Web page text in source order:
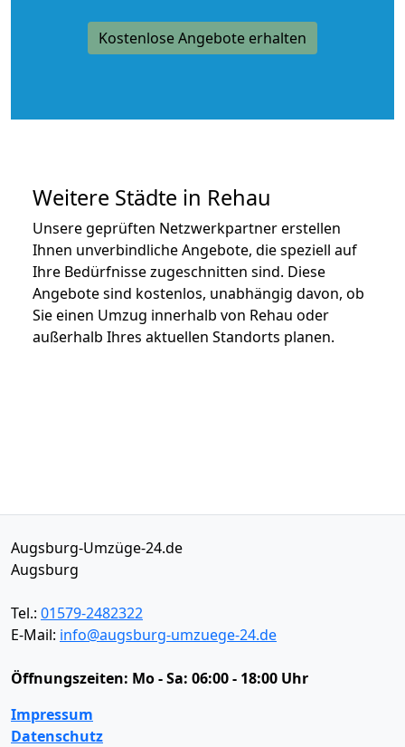
Kostenlose Angebote erhalten
Weitere Städte in Rehau
Unsere geprüften Netzwerkpartner erstellen
Ihnen unverbindliche Angebote, die speziell auf
Ihre Bedürfnisse zugeschnitten sind. Diese
Angebote sind kostenlos, unabhängig davon, ob
Sie einen Umzug innerhalb von Rehau oder
außerhalb Ihres aktuellen Standorts planen.
Augsburg-Umzüge-24.de
Augsburg
Tel.: 01579-2482322
E-Mail: info@augsburg-umzuege-24.de
Öffnungszeiten: Mo - Sa: 06:00 - 18:00 Uhr
Impressum
Datenschutz